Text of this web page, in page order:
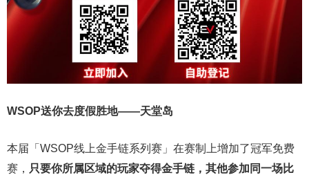
WSOP送你去度假胜地——天堂岛
本届「WSOP线上金手链系列赛」在赛制上增加了冠军免费
赛， 只要你所属区域的玩家夺得金手链，其他参加同一场比